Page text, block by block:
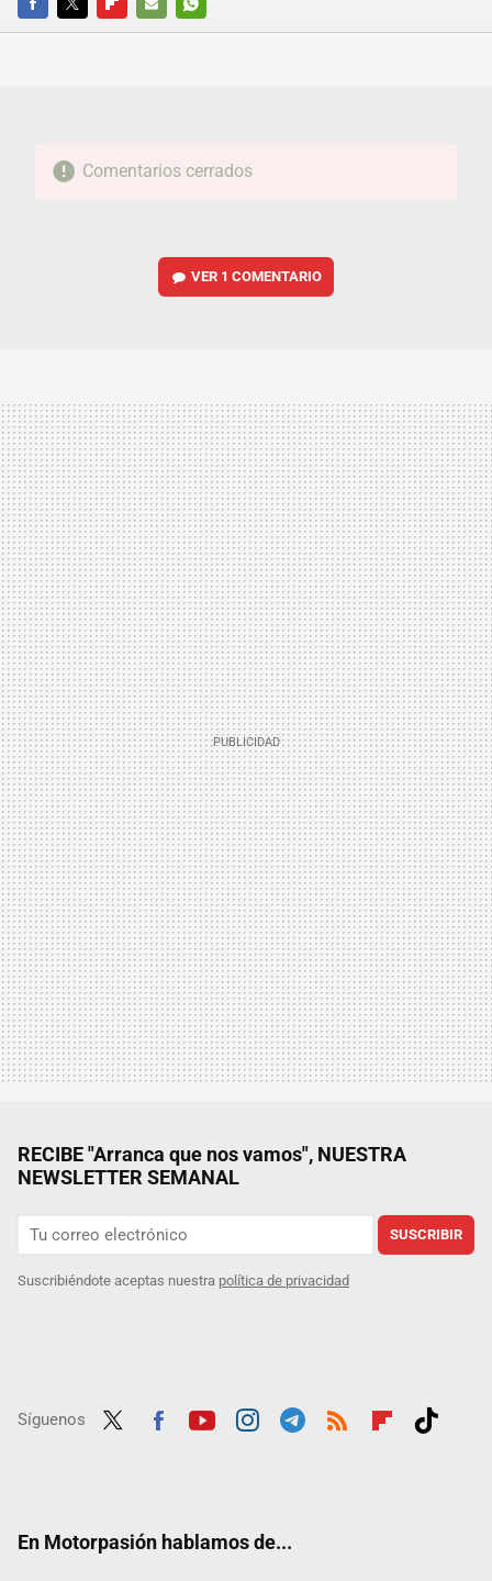
FACEBOOKTWITTERFLIPBOARD
E-
WHATSAPP
Comentarios cerrados
VER 1 COMENTARIO
RECIBE "Arranca que nos vamos", NUESTRA
NEWSLETTER SEMANAL
SUSCRIBIR
Suscribiéndote aceptas nuestra política de privacidad
Síguenos
En Motorpasión hablamos de...